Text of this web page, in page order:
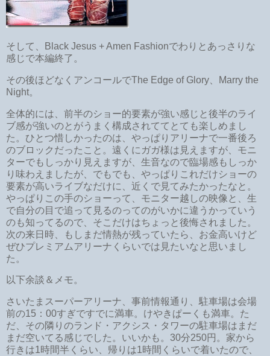
そして、Black Jesus + Amen Fashionでわりとあっさりな
感じで本編終了。
その後ほどなくアンコールでThe Edge of Glory、Marry the
Night。
全体的には、前半のショー的要素が強い感じと後半のライ
ブ感が強いのとがうまく構成されててとても楽しめまし
た。ひとつ惜しかったのは、やっぱりアリーナで一番後ろ
のブロックだったこと。遠くにガガ様は見えますが、モニ
ターでもしっかり見えますが、生音なので臨場感もしっか
り味わえましたが、でもでも、やっぱりこれだけショーの
要素が高いライブなだけに、近くで見てみたかったなと。
やっぱりこの手のショーって、モニター越しの映像と、生
で自分の目で追って見るのってのがいかに違うかっていう
のも知ってるので、そこだけはちょっと後悔されました。
次の来日時、もしまだ情熱が残っていたら、お金高いけど
ぜひプレミアムアリーナくらいでは見たいなと思いまし
た。
以下余談＆メモ。
さいたまスーパーアリーナ、事前情報通り、駐車場は会場
前の15：00すぎですでに満車。けやきぱーくも満車。た
だ、その隣りのランド・アクシス・タワーの駐車場はまだ
まだ空いてる感じでした。いいかも。30分250円。家から
行きは1時間半くらい、帰りは1時間くらいで着いたので、